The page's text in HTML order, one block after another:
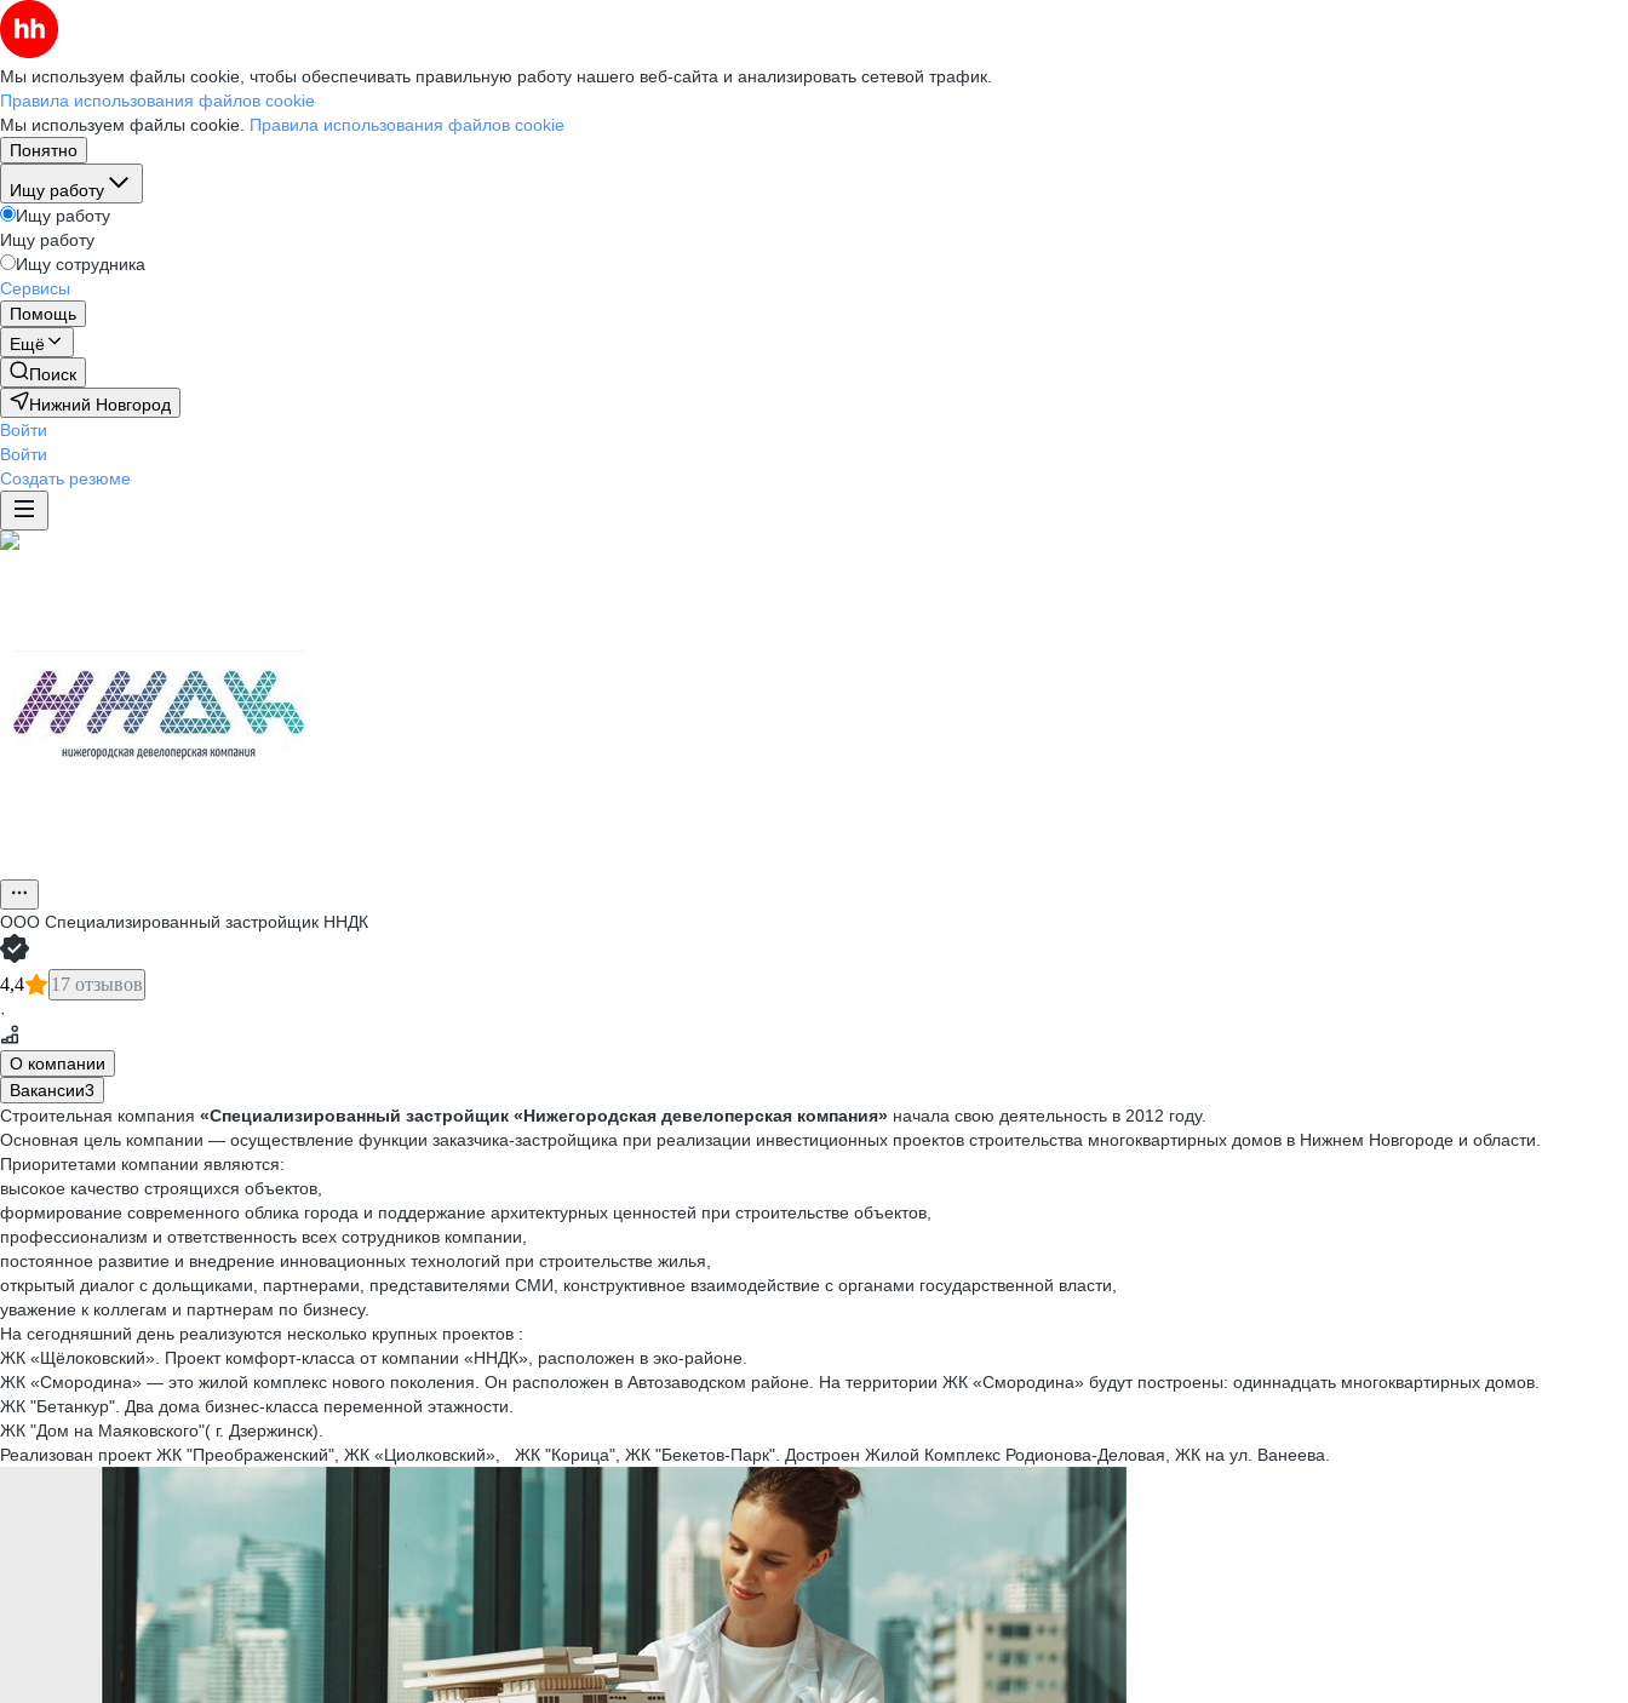
Мы используем файлы cookie, чтобы обеспечивать правильную работу нашего веб-сайта и анализировать сетевой трафик.
Правила использования файлов cookie
Мы используем файлы cookie. Правила использования файлов cookie
Понятно
Ищу работу
Ищу работу
Ищу работу
Ищу сотрудника
Сервисы
Помощь
Ещё
Поиск
Нижний Новгород
Войти
Войти
Создать резюме
ООО Специализированный застройщик ННДК
4,4 17 отзывов
·
О компании
Вакансии3
Строительная компания «Специализированный застройщик «Нижегородская девелоперская компания» начала свою деятельность в 2012 году.
Основная цель компании — осуществление функции заказчика-застройщика при реализации инвестиционных проектов строительства многоквартирных домов в Нижнем Новгороде и области.
Приоритетами компании являются:
высокое качество строящихся объектов,
формирование современного облика города и поддержание архитектурных ценностей при строительстве объектов,
профессионализм и ответственность всех сотрудников компании,
постоянное развитие и внедрение инновационных технологий при строительстве жилья,
открытый диалог с дольщиками, партнерами, представителями СМИ, конструктивное взаимодействие с органами государственной власти,
уважение к коллегам и партнерам по бизнесу.
На сегодняшний день реализуются несколько крупных проектов :
ЖК «Щёлоковский». Проект комфорт-класса от компании «ННДК», расположен в эко-районе.
ЖК «Смородина» — это жилой комплекс нового поколения. Он расположен в Автозаводском районе. На территории ЖК «Смородина» будут построены: одиннадцать многоквартирных домов.
ЖК "Бетанкур". Два дома бизнес-класса переменной этажности.
ЖК "Дом на Маяковского"( г. Дзержинск).
Реализован проект ЖК "Преображенский", ЖК «Циолковский», ЖК "Корица", ЖК "Бекетов-Парк". Достроен Жилой Комплекс Родионова-Деловая, ЖК на ул. Ванеева.